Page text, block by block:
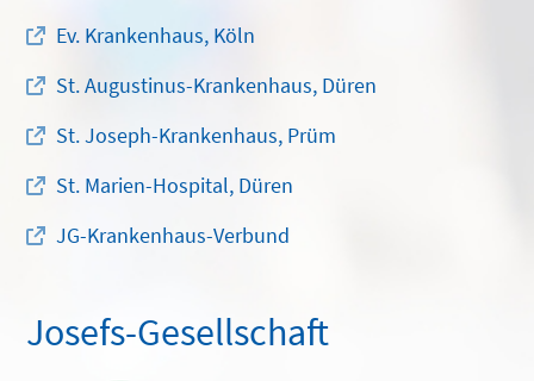
Ev. Krankenhaus, Köln
St. Augustinus-Krankenhaus, Düren
St. Joseph-Krankenhaus, Prüm
St. Marien-Hospital, Düren
JG-Krankenhaus-Verbund
Josefs-Gesellschaft